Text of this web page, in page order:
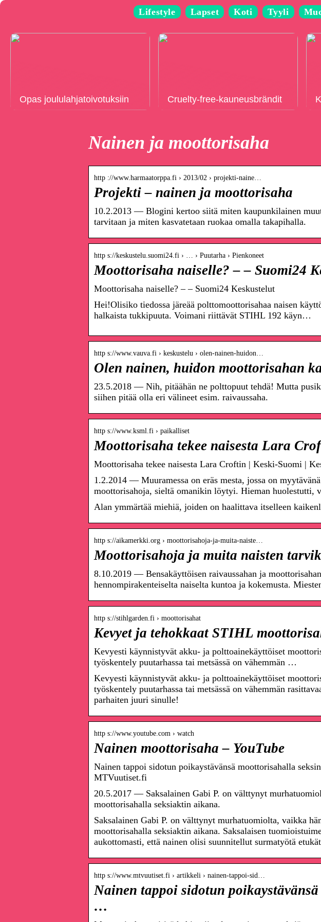
Lifestyle Lapset Koti Tyyli
Opas joululahjatoivotuksiin Cruelty-free-kauneusbrändit
Nainen ja moottorisaha
http ://www.harmaatorppa.fi › 2013/02 › projekti-naine…
Projekti – nainen ja moottorisaha
10.2.2013 — Blogini kertoo siitä miten kaupunkilainen
tarvitaan ja miten kasvatetaan ruokaa omalla takapihalla.
http s://keskustelu.suomi24.fi › … › Puutarha › Pienkoneet
Moottorisaha naiselle? – – Suomi24
Moottorisaha naiselle? – – Suomi24 Keskustelut
Hei!Olisiko tiedossa järeää polttomoottorisahaa naisen
halkaista tukkipuuta. Voimani riittävät STIHL 192 käyn…
http s://www.vauva.fi › keskustelu › olen-nainen-huidon…
Olen nainen, huidon moottorisahan
23.5.2018 — Nih, pitäähän ne polttopuut tehdä! Mutta
siihen pitää olla eri välineet esim. raivaussaha.
http s://www.ksml.fi › paikalliset
Moottorisaha tekee naisesta Lara
Moottorisaha tekee naisesta Lara Croftin | Keski-Suomi |
1.2.2014 — Muuramessa on eräs mesta, jossa on
moottorisahoja, sieltä omanikin löytyi. Hieman huolestutti,
Alan ymmärtää miehiä, joiden on haalittava itselleen
http s://aikamerkki.org › moottorisahoja-ja-muita-naiste…
Moottorisahoja ja muita naisten
8.10.2019 — Bensakäyttöisen raivaussahan ja
hennompirakenteiselta naiselta kuntoa ja kokemusta.
http s://stihlgarden.fi › moottorisahat
Kevyet ja tehokkaat STIHL
Kevyesti käynnistyvät akku- ja polttoainekäyttöiset
työskentely puutarhassa tai metsässä on vähemmän …
Kevyesti käynnistyvät akku- ja polttoainekäyttöiset
työskentely puutarhassa tai metsässä on vähemmän
parhaiten juuri sinulle!
http s://www.youtube.com › watch
Nainen moottorisaha – YouTube
Nainen tappoi sidotun poikaystävänsä moottorisahalla
MTVuutiset.fi
20.5.2017 — Saksalainen Gabi P. on välttynyt
moottorisahalla seksiaktin aikana.
Saksalainen Gabi P. on välttynyt murhatuomiolta, vaikka
moottorisahalla seksiaktin aikana. Saksalaisen
aukottomasti, että nainen olisi suunnitellut surmatyötä
http s://www.mtvuutiset.fi › artikkeli › nainen-tappoi-sid…
Nainen tappoi sidotun
…